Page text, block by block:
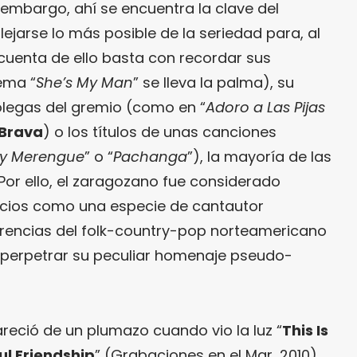
ahí se encuentra la clave del
lo más posible de la seriedad para, al
de ello basta con recordar sus
“She’s My Man” se lleva la palma), su
del gremio (como en “Adoro a Las Pijas
) o los títulos de unas canciones
Merengue” o “Pachanga”), la mayoría de las
ello, el zaragozano fue considerado
como una especie de cantautor
del folk-country-pop norteamericano
su peculiar homenaje pseudo-
de un plumazo cuando vio la luz “This Is